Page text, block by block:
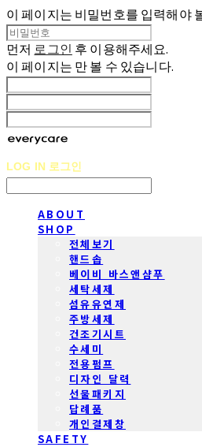
이 페이지는 비밀번호를 입력해야
먼저 로그인 후 이용해주세요.
이 페이지는 만 볼 수 있습니다.
LOG IN 로그인
ABOUT
SHOP
전체보기
핸드솝
베이비 바스앤샴푸
세탁세제
섬유유연제
주방세제
건조기시트
수세미
전용펌프
디자인 달력
선물패키지
답례품
개인결제창
SAFETY